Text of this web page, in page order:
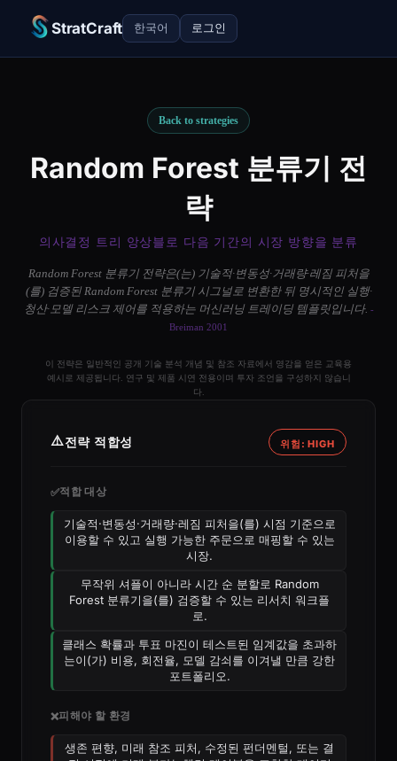
StratCraft 한국어 로그인
Back to strategies
Random Forest 분류기 전
략
의사결정 트리 앙상블로 다음 기간의 시장 방향을 분류
Random Forest 분류기 전략은(는) 기술적·변동성·거래량·레짐 피처을
(를) 검증된 Random Forest 분류기 시그널로 변환한 뒤 명시적인 실행·
청산·모델 리스크 제어를 적용하는 머신러닝 트레이딩 템플릿입니다. -
Breiman 2001
이 전략은 일반적인 공개 기술 분석 개념 및 참조 자료에서 영감을 얻은 교육용
예시로 제공됩니다. 연구 및 제품 시연 전용이며 투자 조언을 구성하지 않습니
다.
⚠️전략 적합성 위험: HIGH
✅적합 대상
기술적·변동성·거래량·레짐 피처을(를) 시점 기준으로
이용할 수 있고 실행 가능한 주문으로 매핑할 수 있는
시장.
무작위 셔플이 아니라 시간 순 분할로 Random
Forest 분류기을(를) 검증할 수 있는 리서치 워크플
로.
클래스 확률과 투표 마진이 테스트된 임계값을 초과하
는이(가) 비용, 회전율, 모델 감쇠를 이겨낼 만큼 강한
포트폴리오.
❌피해야 할 환경
생존 편향, 미래 참조 피처, 수정된 펀더멘털, 또는 결